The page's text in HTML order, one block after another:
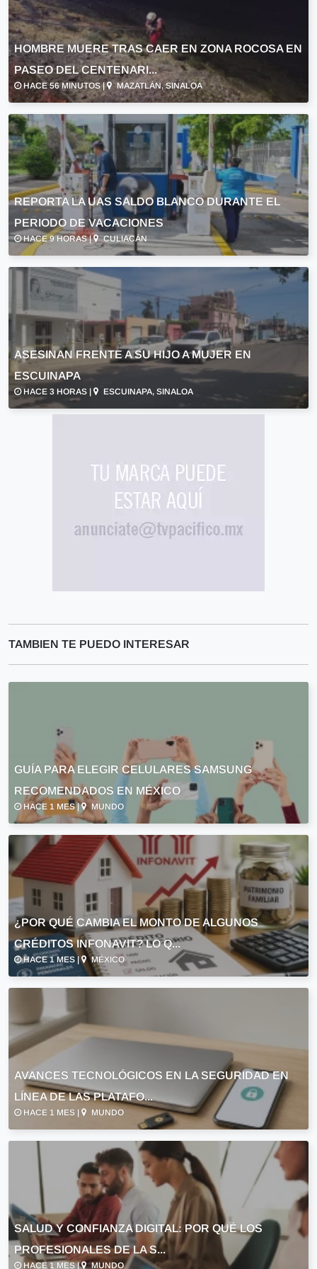
HOMBRE MUERE TRAS CAER EN ZONA ROCOSA EN
PASEO DEL CENTENARI...
HACE 56 MINUTOS | MAZATLÁN, SINALOA
REPORTA LA UAS SALDO BLANCO DURANTE EL
PERIODO DE VACACIONES
HACE 9 HORAS | CULIACÁN
ASESINAN FRENTE A SU HIJO A MUJER EN
ESCUINAPA
HACE 3 HORAS | ESCUINAPA, SINALOA
TAMBIEN TE PUEDO INTERESAR
GUÍA PARA ELEGIR CELULARES SAMSUNG
RECOMENDADOS EN MÉXICO
HACE 1 MES | MUNDO
¿POR QUÉ CAMBIA EL MONTO DE ALGUNOS
CRÉDITOS INFONAVIT? LO Q...
HACE 1 MES | MÉXICO
AVANCES TECNOLÓGICOS EN LA SEGURIDAD EN
LÍNEA DE LAS PLATAFO...
HACE 1 MES | MUNDO
SALUD Y CONFIANZA DIGITAL: POR QUÉ LOS
PROFESIONALES DE LA S...
HACE 1 MES | MUNDO